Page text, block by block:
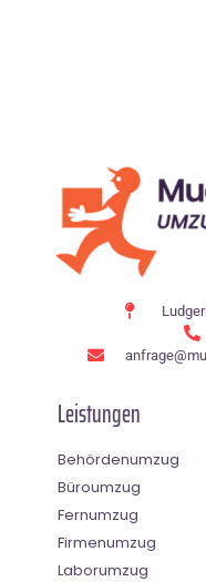
Leistungen
Behördenumzug
Büroumzug
Fernumzug
Firmenumzug
Laborumzug